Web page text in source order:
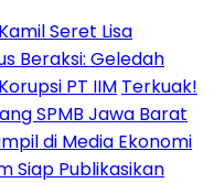
Seret Lisa
Beraksi: Geledah
PT IIM Terkuak!
SPMB Jawa Barat
di Media Ekonomi
Siap Publikasikan